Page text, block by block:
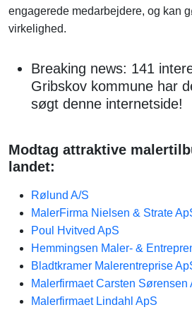
engagerede medarbejdere, og kan
virkelighed.
Breaking news: 141
Gribskov kommune har
søgt denne internetside!
Modtag attraktive
landet:
Rølund A/S
MalerFirma Nielsen & Strate
Poul Hvitved ApS
Hemmingsen Maler- &
Bladtkramer Malerentreprise
Malerfirmaet Carsten Sørensen
Malerfirmaet Lindahl ApS